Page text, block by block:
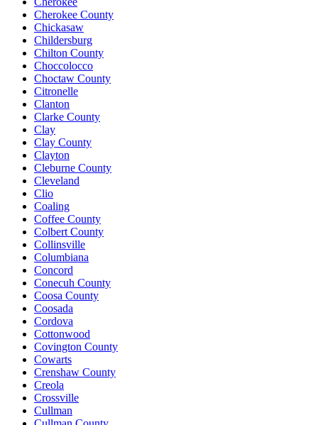
Cherokee County
Chickasaw
Childersburg
Chilton County
Choccolocco
Choctaw County
Citronelle
Clanton
Clarke County
Clay
Clay County
Clayton
Cleburne County
Cleveland
Clio
Coaling
Coffee County
Colbert County
Collinsville
Columbiana
Concord
Conecuh County
Coosa County
Coosada
Cordova
Cottonwood
Covington County
Cowarts
Crenshaw County
Creola
Crossville
Cullman